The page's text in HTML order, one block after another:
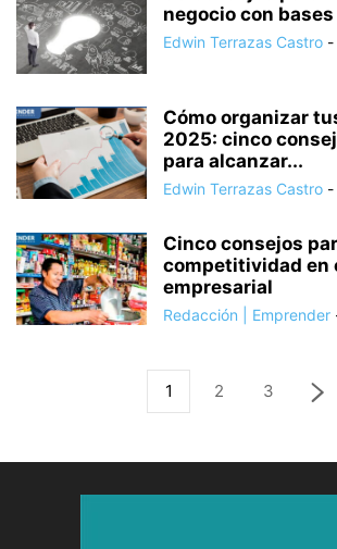
negocio con
Edwin Terrazas Castro -
Cómo organizar
2025: cinco
para alcanzar...
Edwin Terrazas Castro -
Cinco consejos
competitividad en
empresarial
Redacción | Emprender
1 2 3